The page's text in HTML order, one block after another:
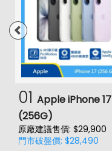
01 Apple iPhone 17
(256G)
原廠建議售價: $29,900
門市破盤價: $28,490